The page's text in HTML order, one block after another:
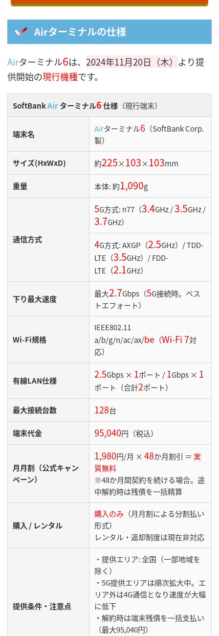
Airターミナルの仕様
Airターミナル6は、 2024年11月20日（木） より提
供開始の現行機種です。
SoftBankAirターミナル6仕様 （現行端末）
端末名
Airターミナル6 （SoftBank Corp.
製）
サイズ(HxWxD) 約225×103×103mm
重量 本体: 約1,090g
通信方式
5G方式: n77（3.4GHz /3.5GHz /
3.7GHz）
4G方式: AXGP（2.5GHz）/ TDD-
LTE（3.5GHz）/ FDD-
LTE（2.1GHz）
下り最大速度
最大2.7Gbps（5G接続時。ベス
トエフォート）
Wi-Fi規格
IEEE802.11
a/b/g/n/ac/ax/be （Wi-Fi 7対
応）
有線LAN仕様
2.5Gbps × 1ポート /1Gbps × 1
ポート（合計2ポート）
最大接続台数 128台
端末代金 95,040円（税込）
月月割（公式キャン
ペーン）
1,980円/月 × 48か月割引 ＝ 実
質無料
※48か月間契約を続ける場合。途
中解約時は残債を一括精算
購入 / レンタル
購入のみ （月月割による分割払い
形式）
レンタル・返却制度は現在非対応
提供条件・注意点
・提供エリア: 全国（一部地域を
除く）
・5G提供エリアは順次拡大中。エ
リア外は4G通信となり速度が大幅
に低下
・解約時は端末残債を一括支払い
（最大95,040円）